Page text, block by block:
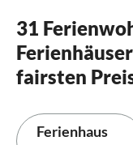
31
fairsten
Ferienhaus